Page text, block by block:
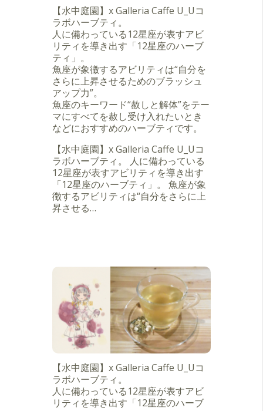
【水中庭園】x Galleria Caffe U_Uコ
ラボハーブティ。
人に備わっている12星座が表すアビ
リティを導き出す「12星座のハーブ
ティ」。
魚座が象徴するアビリティは“自分を
さらに上昇させるためのブラッシュ
アップ力”。
魚座のキーワード“赦しと解体”をテー
マにすべてを赦し受け入れたいとき
などにおすすめのハーブティです。
【水中庭園】x Galleria Caffe U_Uコ
ラボハーブティ。 人に備わっている
12星座が表すアビリティを導き出す
「12星座のハーブティ」。 魚座が象
徴するアビリティは“自分をさらに上
昇させる…
【水中庭園】x Galleria Caffe U_Uコ
ラボハーブティ。
人に備わっている12星座が表すアビ
リティを導き出す「12星座のハーブ